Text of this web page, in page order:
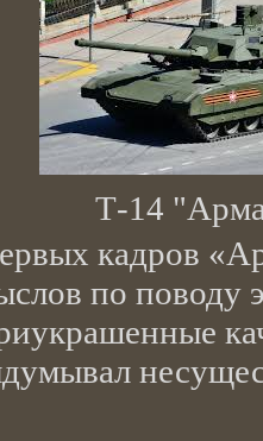
Т-14
кадров
по поводу